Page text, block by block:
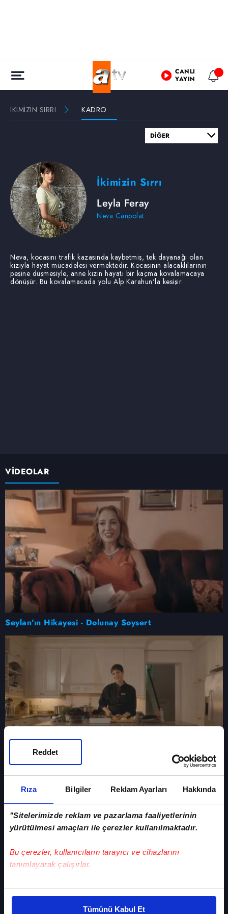
Rıza Bilgiler Reklam Ayarları Hakkında
"Sitelerimizde reklam ve pazarlama faaliyetlerinin
yürütülmesi amaçları ile çerezler kullanılmaktadır.
Bu çerezler, kullanıcıların tarayıcı ve cihazlarını
tanımlayarak çalışırlar.
Bu çerezlere izin vermeniz halinde sizlere özel
Tümünü Kabul Et
Reddet
CANLI
YAYIN
İKİMİZİN SIRRI KADRO
İkimizin Sırrı
Leyla Feray
Neva Canpolat
Neva, kocasını trafik kazasında kaybetmiş, tek dayanağı olan
kızıyla hayat mücadelesi vermektedir. Kocasının alacaklılarının
peşine düşmesiyle, anne kızın hayatı bir kaçma kovalamacaya
dönüşür. Bu kovalamacada yolu Alp Karahun'la kesişir.
VİDEOLAR
Seylan'ın Hikayesi - Dolunay Soysert
Nevanın Hikayesi - Leyla Feray